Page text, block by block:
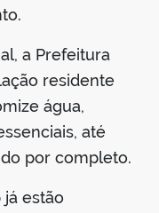
a Prefeitura
residente
água,
até
por completo.
já estão